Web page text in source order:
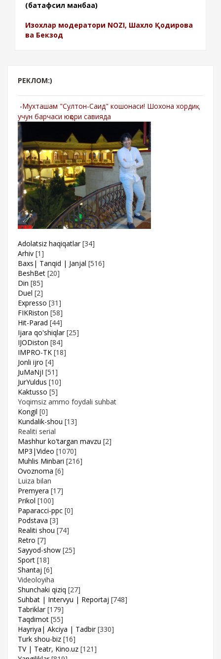
(батафсил манбаа)
Изохлар модератори NOZI, Шахло Қодирова
ва Бекзод
РЕКЛОМ:)
-Мухташам "Султон-Саид" кошонаси! Шохона хордиқ
учун барчаси юқори савияда
Adolatsiz haqiqatlar [34]
Arhiv [1]
Baxs| Tanqid | Janjal [516]
BeshBet [20]
Din [85]
Duel [2]
Expresso [31]
FIKRiston [58]
Hit-Parad [44]
Ijara qo'shiqlar [25]
IJODiston [84]
IMPRO-TK [18]
Jonli ijro [4]
JuMaNjI [51]
JurYuldus [10]
Kaktusso [5]
Yoqimsiz ammo foydali suhbat
Kongil [0]
Kundalik-shou [13]
Realiti serial
Mashhur ko'targan mavzu [2]
MP3|Video [1070]
Muhlis Minbari [216]
Ovoznoma [6]
Luiza bilan
Premyera [17]
Prikol [100]
Paparacci-ppc [0]
Podstava [3]
Realiti shou [74]
Retro [7]
Sayyod-show [25]
Sport [18]
Shantaj [6]
Videoloyiha
Shunchaki qiziq [27]
Suhbat | Intervyu | Reportaj [748]
Tabriklar [179]
Taqdimot [55]
Hayriya| Akciya | Tadbir [330]
Turk shou-biz [16]
TV | Teatr, Kino.uz [121]